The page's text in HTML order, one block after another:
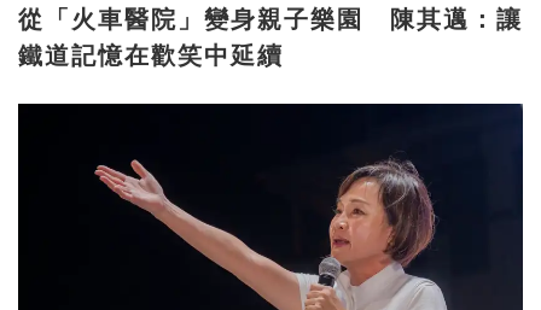
從「火車醫院」變身親子樂園 陳其邁：讓
鐵道記憶在歡笑中延續